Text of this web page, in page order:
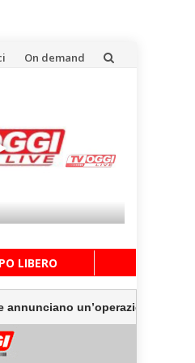
On demand
LIBERO
un’operazione militare contro